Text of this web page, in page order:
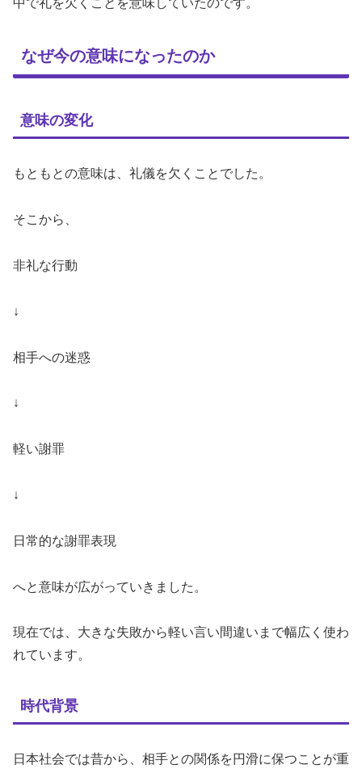
中で礼を欠くことを意味していたのです。
なぜ今の意味になったのか
意味の変化
もともとの意味は、礼儀を欠くことでした。
そこから、
非礼な行動
↓
相手への迷惑
↓
軽い謝罪
↓
日常的な謝罪表現
へと意味が広がっていきました。
現在では、大きな失敗から軽い言い間違いまで幅広く使わ
れています。
時代背景
日本社会では昔から、相手との関係を円滑に保つことが重